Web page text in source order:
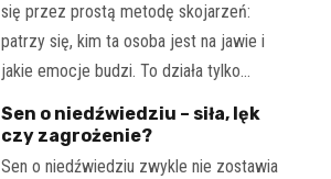
się przez prostą metodę skojarzeń:
patrzy się, kim ta osoba jest na jawie i
jakie emocje budzi. To działa tylko…
Sen o niedźwiedziu – siła, lęk
czy zagrożenie?
Sen o niedźwiedziu zwykle nie zostawia